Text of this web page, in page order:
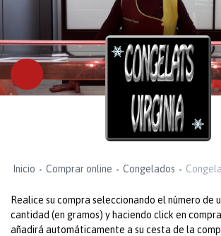
Inicio Comprar online Congelados
Realice su compra seleccionando el número de
cantidad (en gramos) y haciendo click en
añadirá automáticamente a su cesta de la